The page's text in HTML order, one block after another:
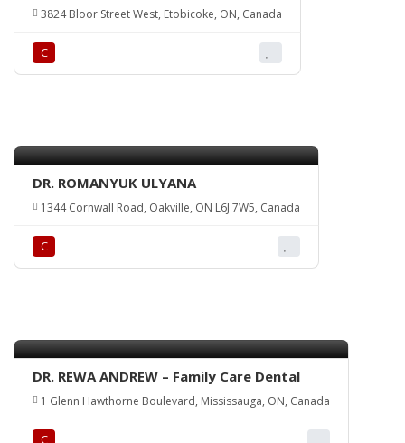
3824 Bloor Street West, Etobicoke, ON, Canada
С
DR. ROMANYUK ULYANA
1344 Cornwall Road, Oakville, ON L6J 7W5, Canada
С
DR. REWA ANDREW – Family Care Dental
1 Glenn Hawthorne Boulevard, Mississauga, ON, Canada
С